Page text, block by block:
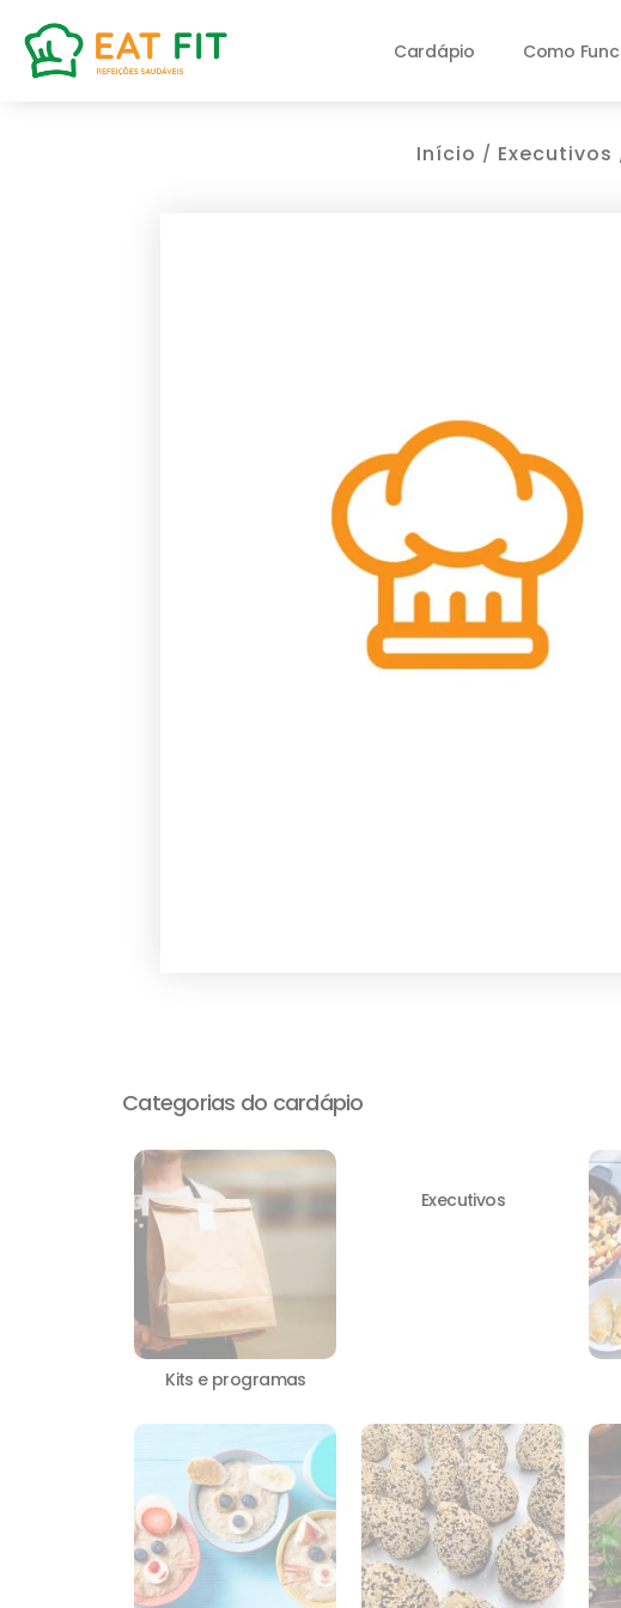
Cardápio Como
Início / Executivos
Categorias do cardápio
Kits e programas
Executivos